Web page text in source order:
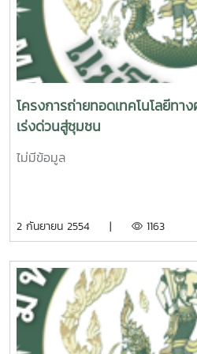
โครงการถ่ายทอดเทคโนโลยีท
เร่งด่วนสู่ชุมชน
ไม่มีข้อมูล
2 กันยายน 2554 | 1163